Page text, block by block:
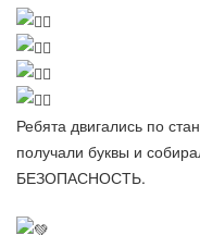
Ребята двигались по
получали буквы и
БЕЗОПАСНОСТЬ.